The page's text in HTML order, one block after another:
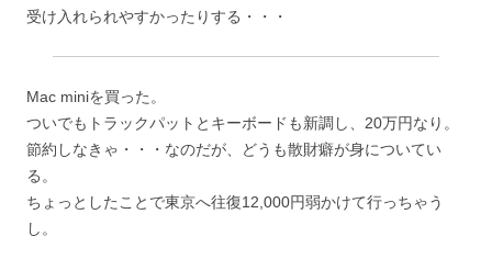
受け入れられやすかったりする・・・
Mac miniを買った。
ついでもトラックパットとキーボードも新調し、20万円なり。
節約しなきゃ・・・なのだが、どうも散財癖が身についてい
る。
ちょっとしたことで東京へ往復12,000円弱かけて行っちゃう
し。